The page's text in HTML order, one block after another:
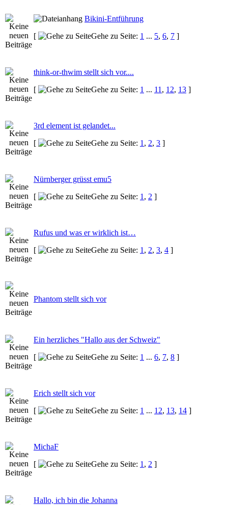
Bikini-Entführung
[
Gehe zu Seite: 1 ... 5, 6, 7 ]
think-or-thwim stellt sich vor....
[
Gehe zu Seite: 1 ... 11 , 12, 13 ]
3rd element ist gelandet...
[
Gehe zu Seite: 1 , 2, 3 ]
Nürnberger grüsst emu5
[
Gehe zu Seite: 1 , 2 ]
Rufus und was er wirklich ist…
[
Gehe zu Seite: 1 , 2, 3, 4 ]
Phantom stellt sich vor
Ein herzliches "Hallo aus der Schweiz"
[
Gehe zu Seite: 1 ... 6, 7, 8 ]
Erich stellt sich vor
[
Gehe zu Seite: 1 ... 12, 13, 14 ]
MichaF
[
Gehe zu Seite: 1 , 2 ]
Hallo, ich bin die Johanna